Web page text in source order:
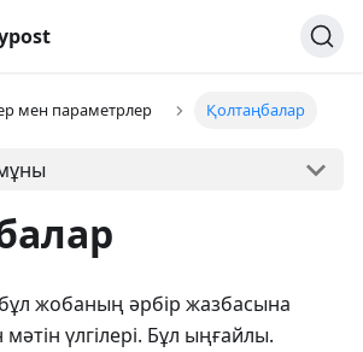
мен параметрлер Қолтаңбалар
жобаның әрбір жазбасына
үлгілері. Бұл ыңғайлы.